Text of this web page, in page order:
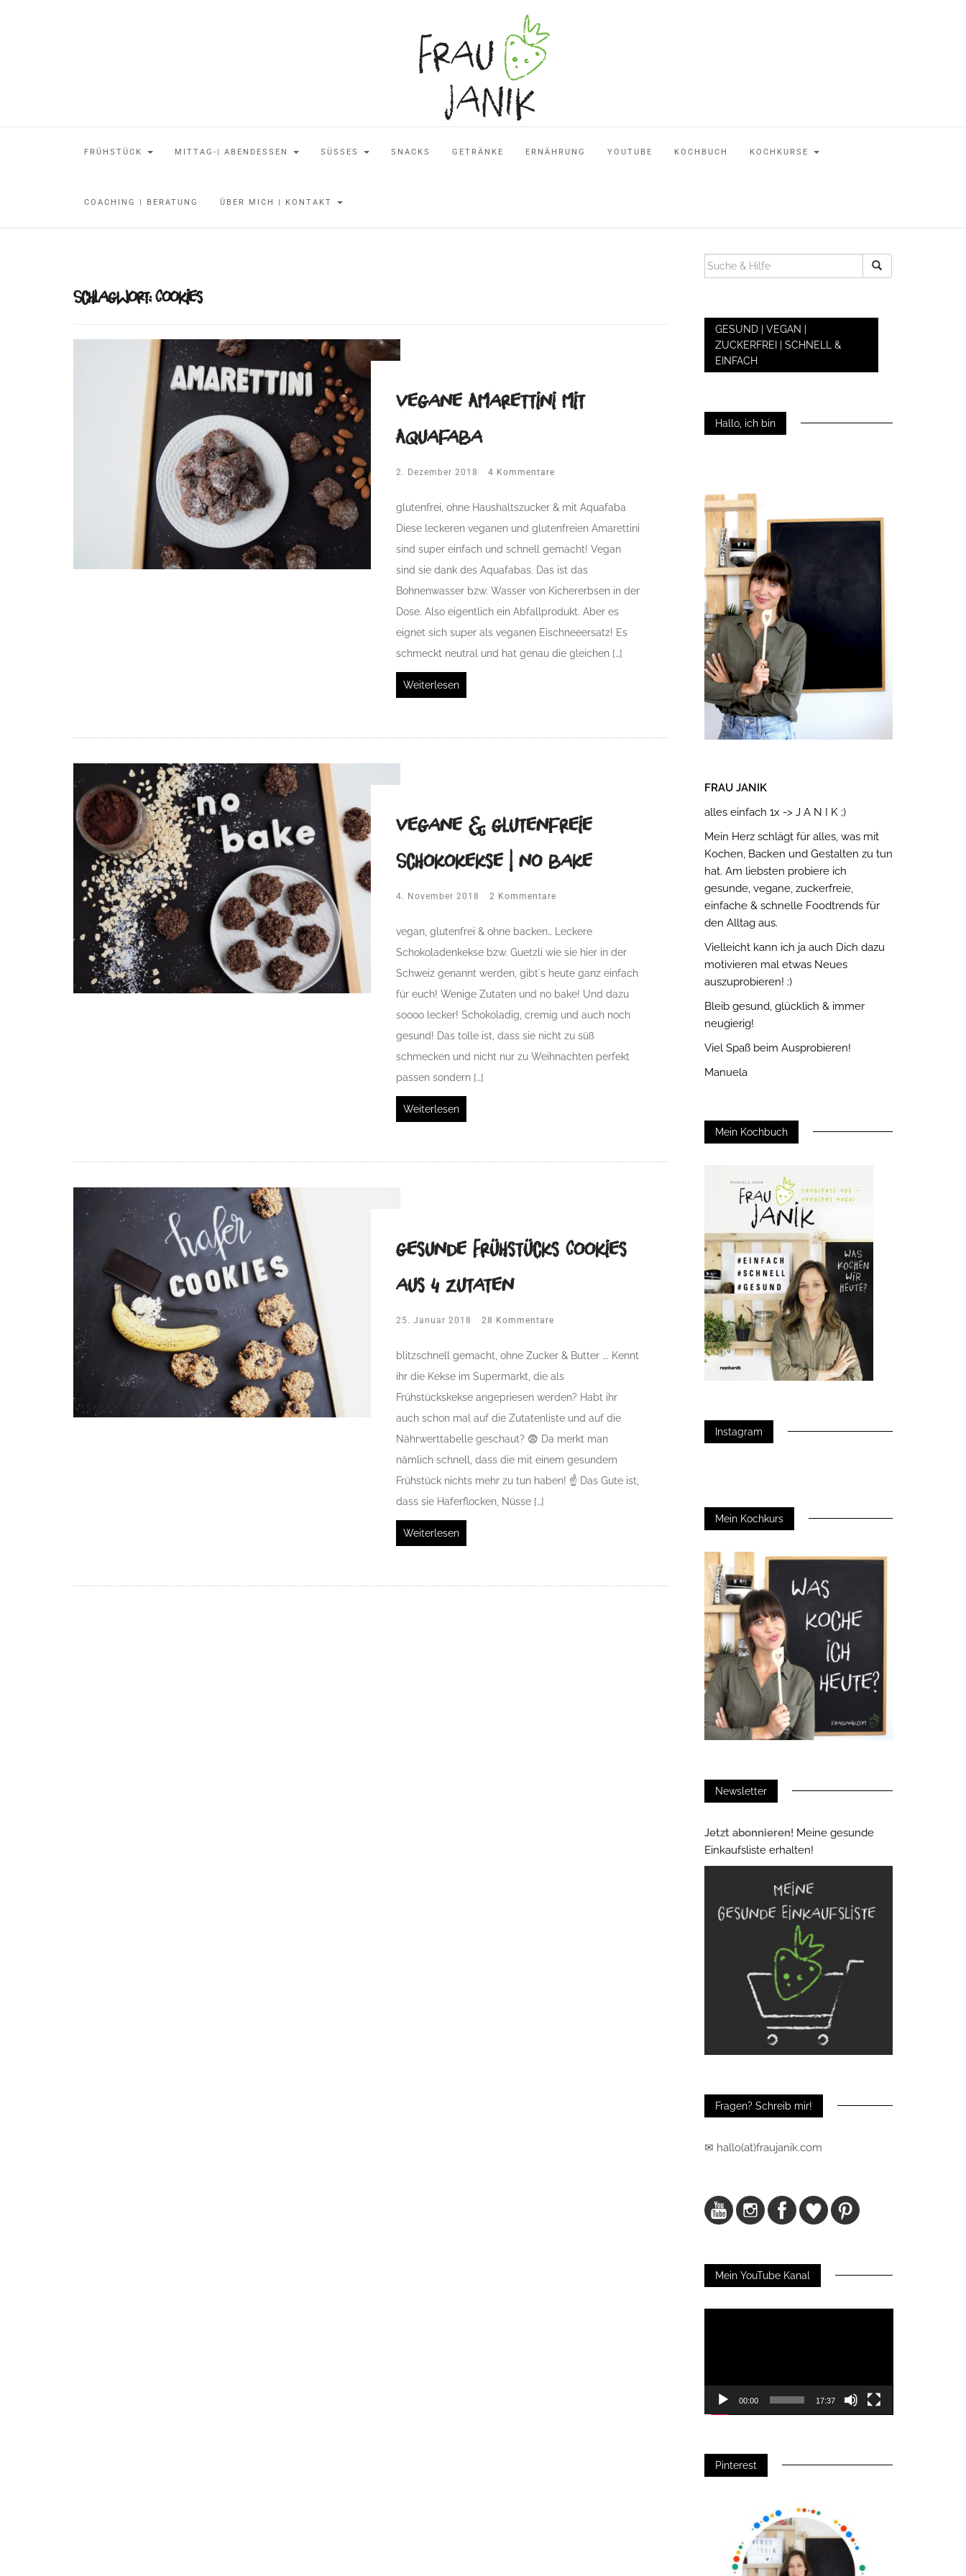
FRÜHSTÜCK MITTAG-| ABENDESSEN SÜSSES SNACKS GETRÄNKE ERNÄHRUNG YOUTUBE KOCHBUCH KOCHKURSE
COACHING | BERATUNG ÜBER MICH | KONTAKT
Schlagwort:Cookies
vegane Amarettini mit
Aquafaba
2. Dezember 2018 4 Kommentare
glutenfrei, ohne Haushaltszucker & mit Aquafaba
Diese leckeren veganen und glutenfreien Amarettini
sind super einfach und schnell gemacht! Vegan
sind sie dank des Aquafabas. Das ist das
Bohnenwasser bzw. Wasser von Kichererbsen in der
Dose. Also eigentlich ein Abfallprodukt. Aber es
eignet sich super als veganen Eischneeersatz! Es
schmeckt neutral und hat genau die gleichen […]
Weiterlesen
vegane & glutenfreie
Schokokekse | no bake
4. November 2018 2 Kommentare
vegan, glutenfrei & ohne backen… Leckere
Schokoladenkekse bzw. Guetzli wie sie hier in der
Schweiz genannt werden, gibt`s heute ganz einfach
für euch! Wenige Zutaten und no bake! Und dazu
soooo lecker! Schokoladig, cremig und auch noch
gesund! Das tolle ist, dass sie nicht zu süß
schmecken und nicht nur zu Weihnachten perfekt
passen sondern […]
Weiterlesen
gesunde Frühstücks Cookies
aus 4 Zutaten
25. Januar 2018 28 Kommentare
blitzschnell gemacht, ohne Zucker & Butter …. Kennt
ihr die Kekse im Supermarkt, die als
Frühstückskekse angepriesen werden? Habt ihr
auch schon mal auf die Zutatenliste und auf die
Nährwerttabelle geschaut? 😨 Da merkt man
nämlich schnell, dass die mit einem gesundem
Frühstück nichts mehr zu tun haben! ☝ Das Gute ist,
dass sie Haferflocken, Nüsse […]
Weiterlesen
SUCHEN
NACH:
GESUND | VEGAN |
ZUCKERFREI | SCHNELL &
EINFACH
Hallo, ich bin
FRAU JANIK
alles einfach 1x -> J A N I K ;)
Mein Herz schlägt für alles, was mit
Kochen, Backen und Gestalten zu tun
hat. Am liebsten probiere ich
gesunde, vegane, zuckerfreie,
einfache & schnelle Foodtrends für
den Alltag aus.
Vielleicht kann ich ja auch Dich dazu
motivieren mal etwas Neues
auszuprobieren! :)
Bleib gesund, glücklich & immer
neugierig!
Viel Spaß beim Ausprobieren!
Manuela
Mein Kochbuch
Instagram
Mein Kochkurs
Newsletter
Jetzt abonnieren! Meine gesunde
Einkaufsliste erhalten!
Fragen? Schreib mir!
✉ hallo(at)fraujanik.com
Mein YouTube Kanal
00:00 17:37
Pinterest